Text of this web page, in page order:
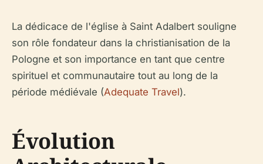
La dédicace de l'église à Saint Adalbert souligne
son rôle fondateur dans la christianisation de la
Pologne et son importance en tant que centre
spirituel et communautaire tout au long de la
période médiévale (Adequate Travel).
Évolution